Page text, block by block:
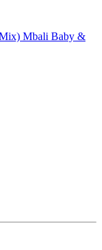
Mbali Baby &